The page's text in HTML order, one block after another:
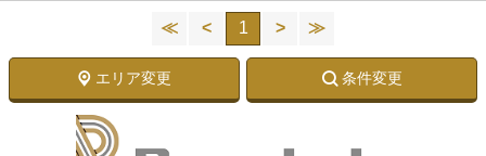
≪ < 1 > ≫
エリア変更 条件変更